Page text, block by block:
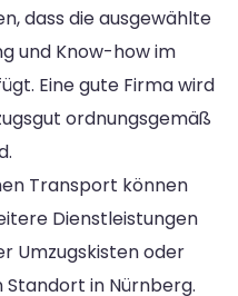
dass die ausgewählte
und Know-how im
Eine gute Firma wird
ordnungsgemäß
Transport können
Dienstleistungen
Umzugskisten oder
in Nürnberg.